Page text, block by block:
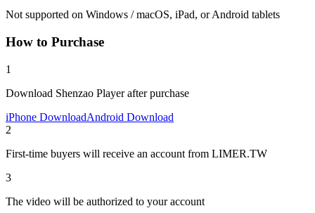
Not supported on Windows / macOS, iPad, or Android tablets
How to Purchase
1
Download Shenzao Player after purchase
iPhone DownloadAndroid Download
2
First-time buyers will receive an account from LIMER.TW
3
The video will be authorized to your account